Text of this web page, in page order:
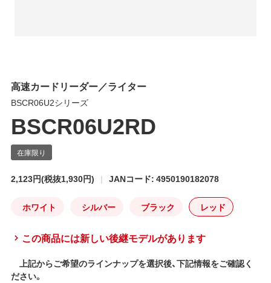
高速カードリーダー／ライター
BSCR06U2シリーズ
BSCR06U2RD
2,123円(税抜1,930円) JANコード: 4950190182078
ホワイト シルバー ブラック レッド
この商品には新しい後継モデルがあります
上記からご希望のラインナップを選択後、下記情報をご確認く
ださい。